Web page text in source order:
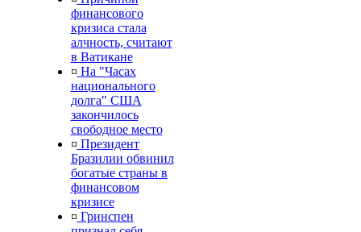
финансового
кризиса стала
алчность, считают
в Ватикане
¤ На "Часах
национального
долга" США
закончилось
свободное место
¤ Президент
Бразилии обвинил
богатые страны в
финансовом
кризисе
¤ Гринспен